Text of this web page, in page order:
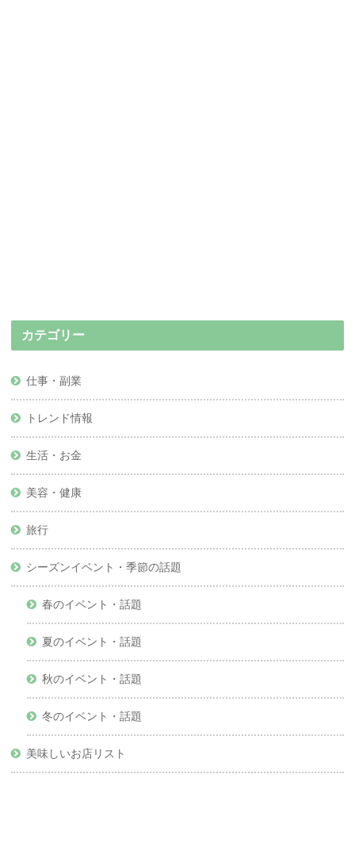
カテゴリー
仕事・副業
トレンド情報
生活・お金
美容・健康
旅行
シーズンイベント・季節の話題
春のイベント・話題
夏のイベント・話題
秋のイベント・話題
冬のイベント・話題
美味しいお店リスト